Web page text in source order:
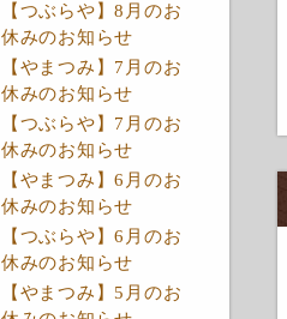
【つぶらや】8月のお
休みのお知らせ
【やまつみ】7月のお
休みのお知らせ
【つぶらや】7月のお
休みのお知らせ
【やまつみ】6月のお
休みのお知らせ
【つぶらや】6月のお
休みのお知らせ
【やまつみ】5月のお